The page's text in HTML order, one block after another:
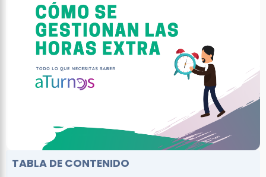
TABLA DE CONTENIDO